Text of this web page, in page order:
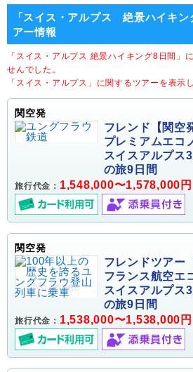
「スイス・アルプス 絶景ハイキン
アー情報
「スイス・アルプス 絶景ハイキング8日間」
せんでした。
「スイス・アルプス」に関するツアーを表示
関空発
フレンド【関空
プレミアムエコ
スイスアルプス
の旅9日間
旅行代金： 1,548,000〜1,578,000円
関空発
フレンドツアー
フランス航空エ
スイスアルプス
の旅9日間
旅行代金： 1,538,000〜1,538,000円